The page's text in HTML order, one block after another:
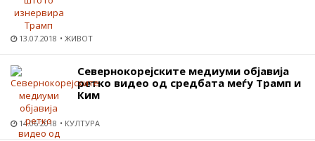
13.07.2018 ЖИВОТ
Севернокорејските медиуми објавија
ретко видео од средбата меѓу Трамп и
Ким
14.06.2018 КУЛТУРА